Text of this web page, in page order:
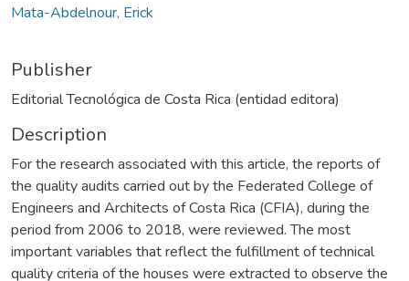
Mata-Abdelnour, Erick
Publisher
Editorial Tecnológica de Costa Rica (entidad editora)
Description
For the research associated with this article, the reports of
the quality audits carried out by the Federated College of
Engineers and Architects of Costa Rica (CFIA), during the
period from 2006 to 2018, were reviewed. The most
important variables that reflect the fulfillment of technical
quality criteria of the houses were extracted to observe the